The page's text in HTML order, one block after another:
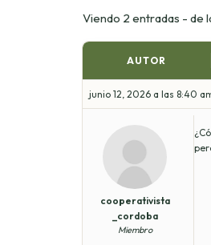
Viendo 2 entradas - de
AUTOR
junio 12, 2026 a las 8:40
cooperativista
_cordoba
Miembro